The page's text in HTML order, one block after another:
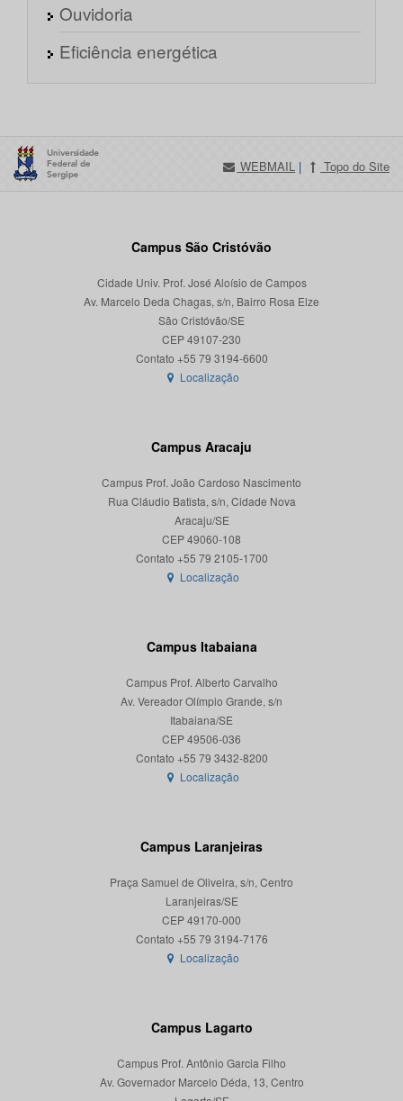
Ouvidoria
Eficiência energética
WEBMAIL | Topo do Site
Campus São Cristóvão
Cidade Univ. Prof. José Aloísio de Campos
Av. Marcelo Deda Chagas, s/n, Bairro Rosa Elze
São Cristóvão/SE
CEP 49107-230
Localização
Campus Aracaju
Campus Prof. João Cardoso Nascimento
Rua Cláudio Batista, s/n, Cidade Nova
Aracaju/SE
CEP 49060-108
Localização
Campus Itabaiana
Campus Prof. Alberto Carvalho
Av. Vereador Olímpio Grande, s/n
Itabaiana/SE
CEP 49506-036
Localização
Campus Laranjeiras
Praça Samuel de Oliveira, s/n, Centro
Laranjeiras/SE
CEP 49170-000
Localização
Campus Lagarto
Campus Prof. Antônio Garcia Filho
Av. Governador Marcelo Déda, 13, Centro